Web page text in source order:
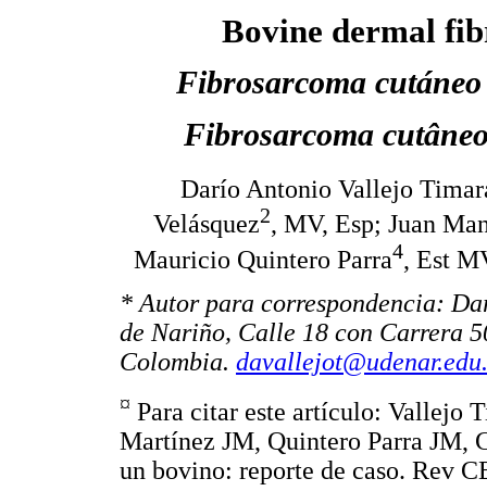
Bovine dermal
Fibrosarcoma
Fibrosarcoma
Darío Antonio Vallejo
Velásquez2, MV, Esp; Juan
Mauricio Quintero Parra4, Est
* Autor para correspondencia:
de Nariño, Calle 18 con Carrera
Colombia.
¤ Para citar este artículo: Vallejo
Martínez JM, Quintero Parra JM,
un bovino: reporte de caso. Rev